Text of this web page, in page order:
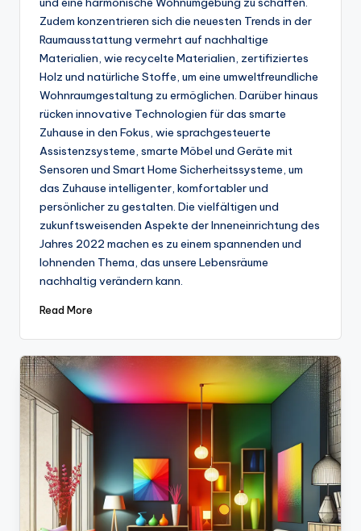
Zudem konzentrieren sich die neuesten Trends in der
Raumausstattung vermehrt auf nachhaltige
Materialien, wie recycelte Materialien, zertifiziertes
Holz und natürliche Stoffe, um eine umweltfreundliche
Wohnraumgestaltung zu ermöglichen. Darüber hinaus
rücken innovative Technologien für das smarte
Zuhause in den Fokus, wie sprachgesteuerte
Assistenzsysteme, smarte Möbel und Geräte mit
Sensoren und Smart Home Sicherheitssysteme, um
das Zuhause intelligenter, komfortabler und
persönlicher zu gestalten. Die vielfältigen und
zukunftsweisenden Aspekte der Inneneinrichtung des
Jahres 2022 machen es zu einem spannenden und
lohnenden Thema, das unsere Lebensräume
nachhaltig verändern kann.
Read More